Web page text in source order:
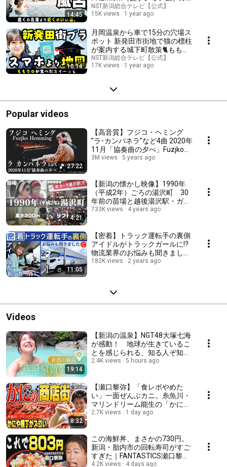
14:45
ームで贅沢露天風呂体験【ホテ
ル小柳】
NST新潟総合テレビ【公式】
15K views
1 year ago
10:14
月岡温泉から車で15分の穴場ス
ポット 新発田市街地で猫の標柱
が案内する城下町散策🐈ももク
ロもライブでやってくる🎤絶品
スイーツ「翁もなか」と「ごま
NST新潟総合テレビ【公式】
17K views
1 year ago
Popular videos
27:22
【高音質】フジコ・ヘミング
”ラ･カンパネラ”など4曲 2020年
11月「協奏曲の夕べ」Fuzjko
Hemming 「La Campanella」
3M views 5 years ago
4:21
【新潟の懐かし映像】1990年
（平成2年）ごろの湯沢町 30
年前の苗場と越後湯沢駅・ガー
ラ湯沢駅開業・幻のバブルの巨
イムスリップNST】
733K views 4 years ago
11:05
【密着】トラック運転手の裏側
アイドルがトラックガールに!?
物流業界のお悩みも聞きました
#あなたのお仕事教えて下さい
182K views 2 years ago
Videos
19:14
【新潟の温泉】NGT48大塚七海
が感動！ 地球が生きているこ
とを感じられる、知る人ぞ知る
秘湯 新潟県妙高市にある燕温
2.4K views 5 hours ago
8:32
【瀬口黎弥】「食レポやめた
い」一面ぜんぶカニ。糸魚川・
マリンドリーム能生の「かにや
横丁」がすごすぎた
2.7K views 1 day ago
この海鮮丼、まさかの730円。
新潟・胎内市の回転寿司がすご
すぎた｜FANTASTICS瀬口黎弥
【新潟100米るインテグラル】
4.2K views 4 days ago